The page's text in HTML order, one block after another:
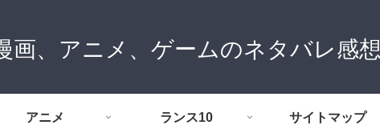
画、アニメ、ゲームのネタバレ感想
アニメ ランス10 サイトマップ